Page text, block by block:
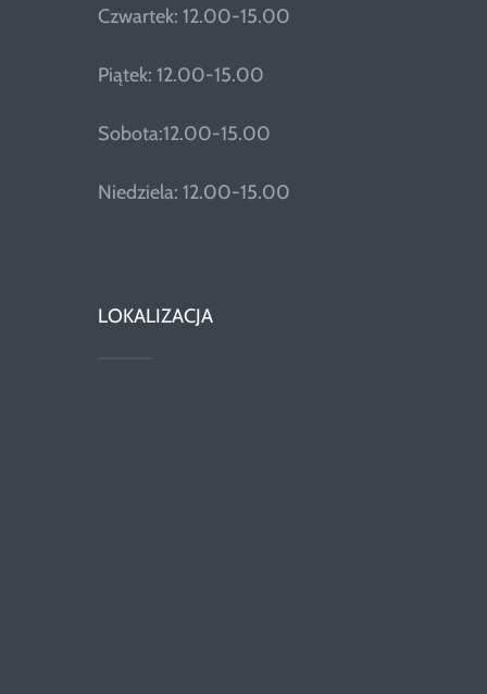
Czwartek: 12.00-15.00
Piątek: 12.00-15.00
Sobota:12.00-15.00
Niedziela: 12.00-15.00
LOKALIZACJA